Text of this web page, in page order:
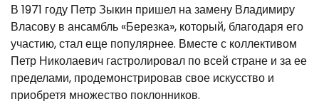
В 1971 году Петр Зыкин пришел на замену Владимиру
Власову в ансамбль «Березка», который, благодаря его
участию, стал еще популярнее. Вместе с коллективом
Петр Николаевич гастролировал по всей стране и за ее
пределами, продемонстрировав свое искусство и
приобретя множество поклонников.